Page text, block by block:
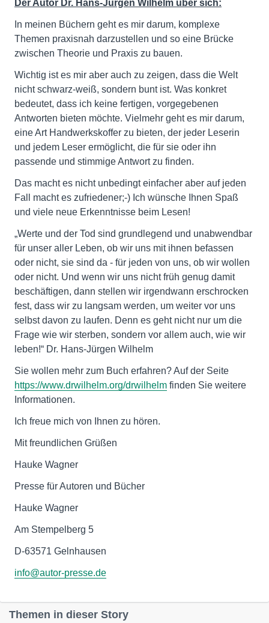
Der Autor Dr. Hans-Jürgen Wilhelm über sich:
In meinen Büchern geht es mir darum, komplexe
Themen praxisnah darzustellen und so eine Brücke
zwischen Theorie und Praxis zu bauen.
Wichtig ist es mir aber auch zu zeigen, dass die Welt
nicht schwarz-weiß, sondern bunt ist. Was konkret
bedeutet, dass ich keine fertigen, vorgegebenen
Antworten bieten möchte. Vielmehr geht es mir darum,
eine Art Handwerkskoffer zu bieten, der jeder Leserin
und jedem Leser ermöglicht, die für sie oder ihn
passende und stimmige Antwort zu finden.
Das macht es nicht unbedingt einfacher aber auf jeden
Fall macht es zufriedener;-) Ich wünsche Ihnen Spaß
und viele neue Erkenntnisse beim Lesen!
„Werte und der Tod sind grundlegend und unabwendbar
für unser aller Leben, ob wir uns mit ihnen befassen
oder nicht, sie sind da - für jeden von uns, ob wir wollen
oder nicht. Und wenn wir uns nicht früh genug damit
beschäftigen, dann stellen wir irgendwann erschrocken
fest, dass wir zu langsam werden, um weiter vor uns
selbst davon zu laufen. Denn es geht nicht nur um die
Frage wie wir sterben, sondern vor allem auch, wie wir
leben!“ Dr. Hans-Jürgen Wilhelm
Sie wollen mehr zum Buch erfahren? Auf der Seite
https://www.drwilhelm.org/drwilhelm finden Sie weitere
Informationen.
Ich freue mich von Ihnen zu hören.
Mit freundlichen Grüßen
Hauke Wagner
Presse für Autoren und Bücher
Hauke Wagner
Am Stempelberg 5
D-63571 Gelnhausen
info@autor-presse.de
Themen in dieser Story